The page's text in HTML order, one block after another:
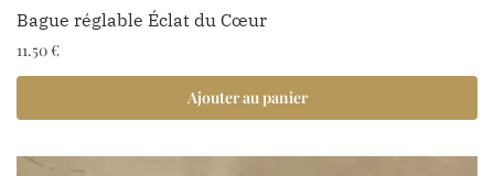
Bague réglable Éclat du Cœur
11.50€
Ajouter au panier